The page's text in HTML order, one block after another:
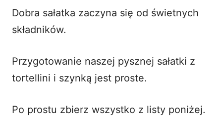
Dobra sałatka zaczyna się od świetnych
składników.
Przygotowanie naszej pysznej sałatki z
tortellini i szynką jest proste.
Po prostu zbierz wszystko z listy poniżej.